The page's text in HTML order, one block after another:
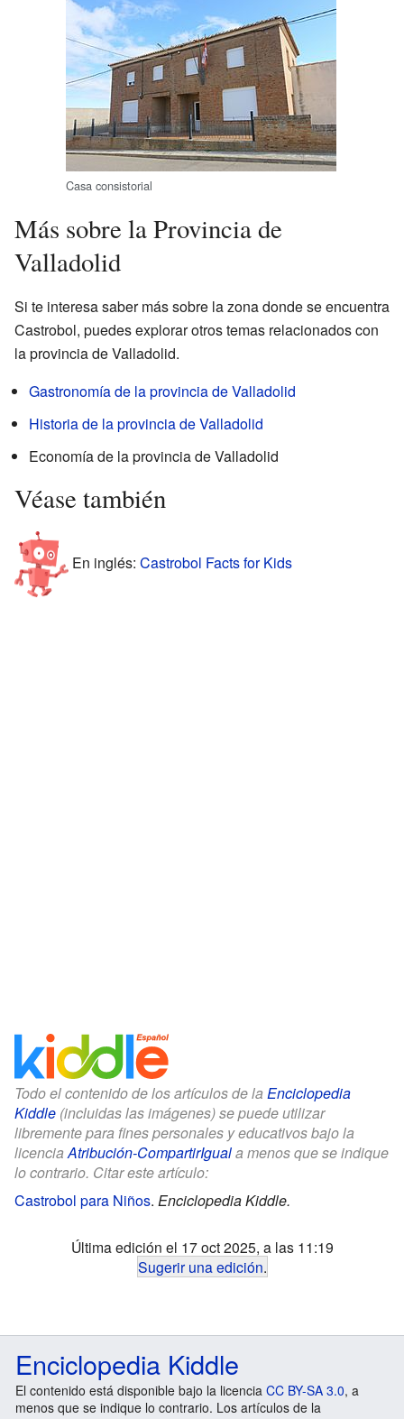
Casa consistorial
Más sobre la Provincia de
Valladolid
Si te interesa saber más sobre la zona donde se encuentra
Castrobol, puedes explorar otros temas relacionados con
la provincia de Valladolid.
Gastronomía de la provincia de Valladolid
Historia de la provincia de Valladolid
Economía de la provincia de Valladolid
Véase también
En inglés: Castrobol Facts for Kids
Todo el contenido de los artículos de la Enciclopedia
Kiddle (incluidas las imágenes) se puede utilizar
libremente para fines personales y educativos bajo la
licencia Atribución-CompartirIguala menos que se indique
lo contrario. Citar este artículo:
Castrobol para Niños. Enciclopedia Kiddle.
Última edición el 17 oct 2025, a las 11:19
Sugerir una edición.
Enciclopedia Kiddle
El contenido está disponible bajo la licencia CC BY-SA 3.0, a
menos que se indique lo contrario. Los artículos de la